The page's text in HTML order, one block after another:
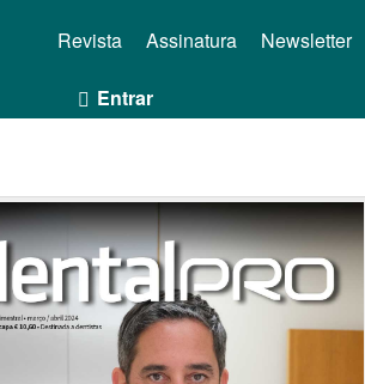
Revista Assinatura Newsletter
Entrar